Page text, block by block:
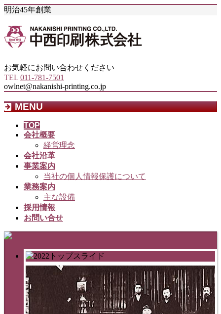
明治45年創業
お気軽にお問い合わせください
TEL 011-781-7501
owlnet@nakanishi-printing.co.jp
MENU
TOP
会社概要
経営理念
会社沿革
事業案内
当社の個人情報保護について
業務案内
主な設備
採用情報
お問い合せ